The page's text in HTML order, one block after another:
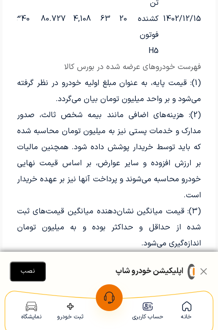
فهرست خودروهای عرضه شده در بورس کالا
تن
1402/12/15 کشنده
فوتون
H5
20
63
4,108
80.727
4,340
(1): قیمت پایه، به عنوان مبلغ اولیه خودرو در نظر گرفته
می‌شود و بر واحد میلیون تومان بیان می‌گردد.
(2): هزینه‌های اضافی مانند بیمه شخص ثالث، صدور
مدارک و خدمات پستی نیز به میلیون تومان محاسبه شده
که باید توسط خریدار پوشش داده شود. همچنین مالیات
بر ارزش افزوده و سایر عوارض، بر اساس قیمت نهایی
خودرو محاسبه می‌شوند و پرداخت آنها نیز بر عهده خریدار
است.
(3): قیمت میانگین نشان‌دهنده میانگین قیمت‌های ثبت
شده از حداقل و حداکثر بوده و به میلیون تومان
اندازه‌گیری می‌شود.
شرایط عرضه خودرو در بورس کالا سال
1401
جدول زیر شامل جدیدترین اطلاعات مربوط به خودروهایی
خانه حساب کاربری ثبت خودرو نمایشگاه
اپلیکیشن خودرو شاپ نصب